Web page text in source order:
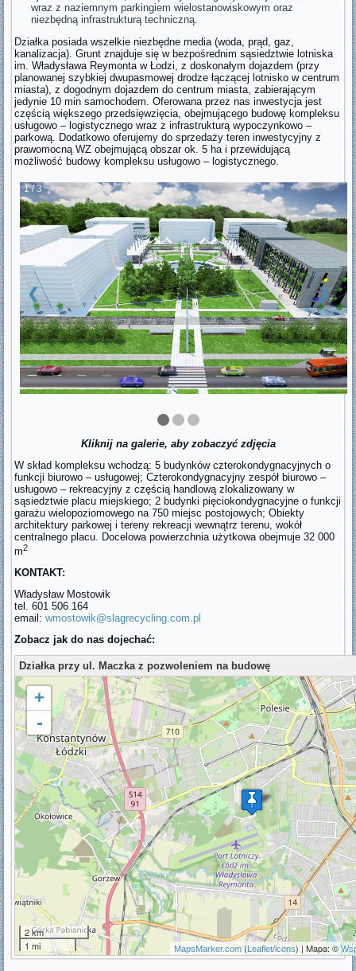
wraz z naziemnym parkingiem wielostanowiskowym oraz
niezbędną infrastrukturą techniczną.
Działka posiada wszelkie niezbędne media (woda, prąd, gaz,
kanalizacja). Grunt znajduje się w bezpośrednim sąsiedztwie lotniska
im. Władysława Reymonta w Łodzi, z doskonałym dojazdem (przy
planowanej szybkiej dwupasmowej drodze łączącej lotnisko w centrum
miasta), z dogodnym dojazdem do centrum miasta, zabierającym
jedynie 10 min samochodem. Oferowana przez nas inwestycja jest
częścią większego przedsięwzięcia, obejmującego budowę kompleksu
usługowo – logistycznego wraz z infrastrukturą wypoczynkowo –
parkową. Dodatkowo oferujemy do sprzedaży teren inwestycyjny z
prawomocną WZ obejmującą obszar ok. 5 ha i przewidującą
możliwość budowy kompleksu usługowo – logistycznego.
1 / 3
❮ ❯
Kliknij na galerie, aby zobaczyć zdjęcia
W skład kompleksu wchodzą: 5 budynków czterokondygnacyjnych o
funkcji biurowo – usługowej; Czterokondygnacyjny zespół biurowo –
usługowo – rekreacyjny z częścią handlową zlokalizowany w
sąsiedztwie placu miejskiego; 2 budynki pięciokondygnacyjne o funkcji
garażu wielopoziomowego na 750 miejsc postojowych; Obiekty
architektury parkowej i tereny rekreacji wewnątrz terenu, wokół
centralnego placu. Docelowa powierzchnia użytkowa obejmuje 32 000
m2
KONTAKT:
Władysław Mostowik
tel. 601 506 164
email:wmostowik@slagrecycling.com.pl
Zobacz jak do nas dojechać:
Działka przy ul. Maczka z pozwoleniem na budowę
ładowanie mapy - proszę czekać...
+
-
2 km
1 mi
MapsMarker.com( Leaflet/icons) | Mapa: ©